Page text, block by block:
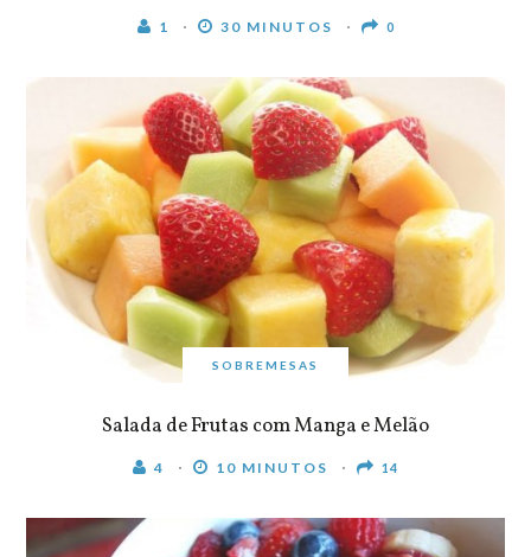
1 30 MINUTOS 0
SOBREMESAS
Salada de Frutas com Manga e Melão
4 10 MINUTOS 14